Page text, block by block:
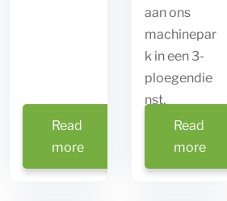
Read
more
aan ons
machinepar
k in een 3-
ploegendie
nst.
Read
more